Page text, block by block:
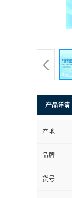
产品详请
产地
品牌
货号